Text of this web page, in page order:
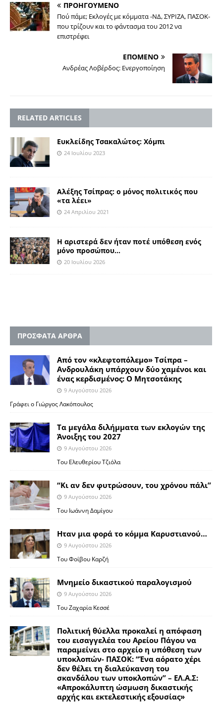
ΠΡΟΗΓΟΥΜΕΝΟ
Πού πάμε; Εκλογές με κόμματα -ΝΔ, ΣΥΡΙΖΑ, ΠΑΣΟΚ-
που τρίζουν και το φάντασμα του 2012 να
επιστρέφει
ΕΠΟΜΕΝΟ
Ανδρέας Λοβέρδος: Ενεργοποίηση
RELATED ARTICLES
Ευκλείδης Τσακαλώτος: Χόμπι
24 Ιουλίου 2023
Αλέξης Τσίπρας: ο μόνος πολιτικός που
«τα λέει»
24 Απριλίου 2021
Η αριστερά δεν ήταν ποτέ υπόθεση ενός
μόνο προσώπου…
20 Ιουλίου 2026
ΠΡΟΣΦΑΤΑ ΑΡΘΡΑ
Από τον «κλεφτοπόλεμο» Τσίπρα –
Ανδρουλάκη υπάρχουν δύο χαμένοι και
ένας κερδισμένος: Ο Μητσοτάκης
9 Αυγούστου 2026
Γράφει ο Γιώργος Λακόπουλος
Τα μεγάλα διλήμματα των εκλογών της
Άνοιξης του 2027
9 Αυγούστου 2026
Του Ελευθερίου Τζιόλα
“Κι αν δεν φυτρώσουν, του χρόνου πάλι”
9 Αυγούστου 2026
Toυ Ιωάννη Δαμίγου
Ηταν μια φορά το κόμμα Καρυστιανού…
9 Αυγούστου 2026
Του Φοίβου Καρζή
Μνημείο δικαστικού παραλογισμού
9 Αυγούστου 2026
Του Ζαχαρία Κεσσέ
Πολιτική θύελλα προκαλεί η απόφαση
του εισαγγελέα του Αρείου Πάγου να
παραμείνει στο αρχείο η υπόθεση των
υποκλοπών- ΠΑΣΟΚ: “Ένα αόρατο χέρι
δεν θέλει τη διαλεύκανση του
σκανδάλου των υποκλοπών” – ΕΛ.Α.Σ:
«Απροκάλυπτη ώσμωση δικαστικής
αρχής και εκτελεστικής εξουσίας»